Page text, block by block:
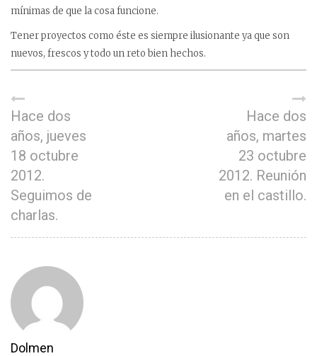
mínimas de que la cosa funcione.
Tener proyectos como éste es siempre ilusionante ya que son
nuevos, frescos y todo un reto bien hechos.
Hace dos
años, jueves
18 octubre
2012.
Seguimos de
charlas.
Hace dos
años, martes
23 octubre
2012. Reunión
en el castillo.
Dolmen